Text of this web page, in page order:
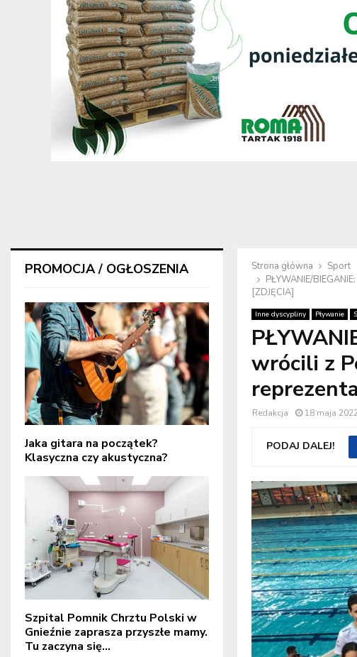
Strona główna
Sport
PŁYWANIE/
[ZDJĘCIA]
Inne dyscypliny Pływanie
wrócili z
Redakcja 18 maja
PODAJ DALEJ!
PROMOCJA / OGŁOSZENIA
Jaka gitara na początek?
Klasyczna czy akustyczna?
Szpital Pomnik Chrztu Polski w
Gnieźnie zaprasza przyszłe mamy.
Tu zaczyna się...